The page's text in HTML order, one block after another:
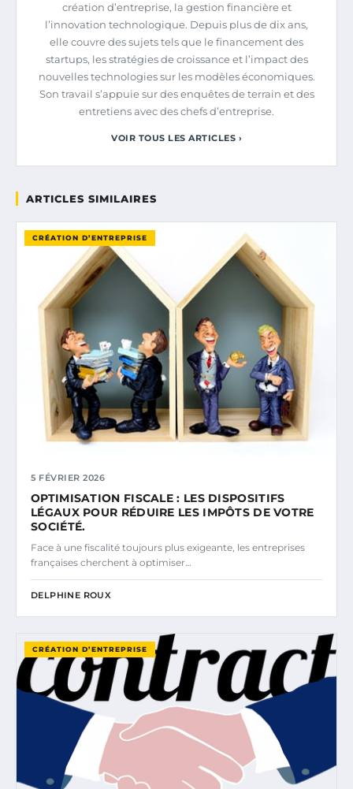
création d’entreprise, la gestion financière et
l’innovation technologique. Depuis plus de dix ans,
elle couvre des sujets tels que le financement des
startups, les stratégies de croissance et l’impact des
nouvelles technologies sur les modèles économiques.
Son travail s’appuie sur des enquêtes de terrain et des
entretiens avec des chefs d’entreprise.
VOIR TOUS LES ARTICLES ›
ARTICLES SIMILAIRES
CRÉATION D’ENTREPRISE
5 FÉVRIER 2026
OPTIMISATION FISCALE : LES DISPOSITIFS
LÉGAUX POUR RÉDUIRE LES IMPÔTS DE VOTRE
SOCIÉTÉ.
Face à une fiscalité toujours plus exigeante, les entreprises
françaises cherchent à optimiser…
DELPHINE ROUX
CRÉATION D’ENTREPRISE